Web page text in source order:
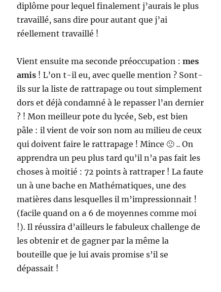
diplôme pour lequel finalement j’aurais le plus
travaillé, sans dire pour autant que j’ai
réellement travaillé !
Vient ensuite ma seconde préoccupation :mes
amis ! L’on t-il eu, avec quelle mention ? Sont-
ils sur la liste de rattrapage ou tout simplement
dors et déjà condamné à le repasser l’an dernier
? ! Mon meilleur pote du lycée, Seb, est bien
pâle : il vient de voir son nom au milieu de ceux
qui doivent faire le rattrapage ! Mince 🙁 .. On
apprendra un peu plus tard qu’il n’a pas fait les
choses à moitié : 72 points à rattraper ! La faute
un à une bache en Mathématiques, une des
matières dans lesquelles il m’impressionnait !
(facile quand on a 6 de moyennes comme moi
!). Il réussira d’ailleurs le fabuleux challenge de
les obtenir et de gagner par la même la
bouteille que je lui avais promise s’il se
dépassait !